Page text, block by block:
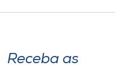
A-
Receba as